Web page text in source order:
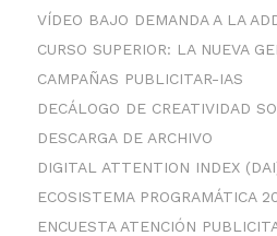
VÍDEO BAJO DEMANDA A LA
CURSO SUPERIOR: LA NUEVA
CAMPAÑAS PUBLICITAR-IAS
DECÁLOGO DE CREATIVIDAD
DESCARGA DE ARCHIVO
DIGITAL ATTENTION INDEX
ECOSISTEMA PROGRAMÁTICA
ENCUESTA ATENCIÓN